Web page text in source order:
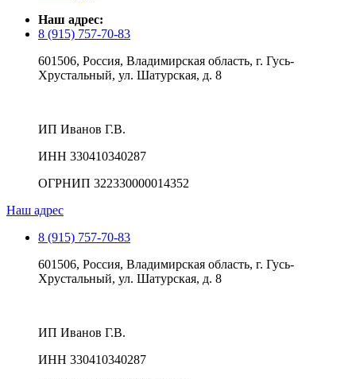
Наш адрес:
8 (915) 757-70-83
601506, Россия, Владимирская область, г. Гусь-
Хрустальный, ул. Шатурская, д. 8
ИП Иванов Г.В.
ИНН 330410340287
ОГРНИП 322330000014352
Наш адрес
8 (915) 757-70-83
601506, Россия, Владимирская область, г. Гусь-
Хрустальный, ул. Шатурская, д. 8
ИП Иванов Г.В.
ИНН 330410340287